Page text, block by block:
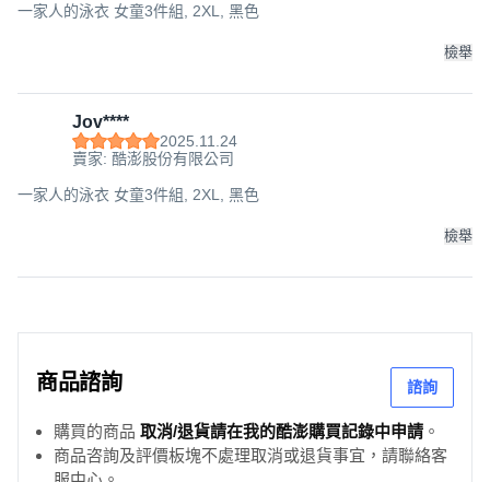
一家人的泳衣 女童3件組, 2XL, 黑色
檢舉
Jov****
2025.11.24
賣家: 酷澎股份有限公司
一家人的泳衣 女童3件組, 2XL, 黑色
檢舉
商品諮詢 諮詢
購買的商品 取消/退貨請在我的酷澎購買記錄中申請 。
商品咨詢及評價板塊不處理取消或退貨事宜，請聯絡客